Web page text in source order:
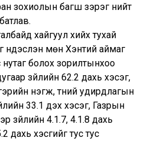
зохиолын багш зэрэг нийт
хайгуул хийх тухай
мөн Хэнтий аймаг
нутаг болох зорилтынхоо
зүйлийн 62.2 дахь хэсэг,
нэгж, түүний удирдлагын
33.1 дэх хэсэг, Газрын
зүйлийн 4.1.7, 4.1.8 дахь
дахь хэсгийг тус тус